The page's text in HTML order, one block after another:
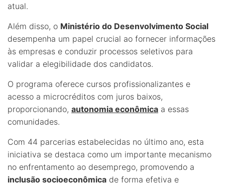
atual.
Além disso, o Ministério do Desenvolvimento Social
desempenha um papel crucial ao fornecer informações
às empresas e conduzir processos seletivos para
validar a elegibilidade dos candidatos.
O programa oferece cursos profissionalizantes e
acesso a microcréditos com juros baixos,
proporcionando, autonomia econômica a essas
comunidades.
Com 44 parcerias estabelecidas no último ano, esta
iniciativa se destaca como um importante mecanismo
no enfrentamento ao desemprego, promovendo a
inclusão socioeconômica de forma efetiva e